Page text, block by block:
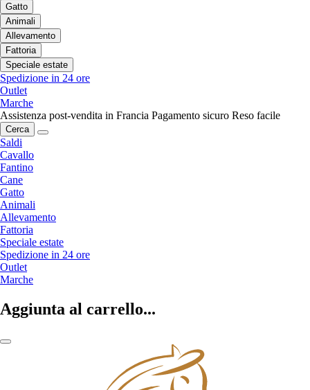
Gatto
Animali
Allevamento
Fattoria
Speciale estate
Spedizione in 24 ore
Outlet
Marche
Assistenza post-vendita in Francia Pagamento sicuro Reso facile
Cerca
Saldi
Cavallo
Fantino
Cane
Gatto
Animali
Allevamento
Fattoria
Speciale estate
Spedizione in 24 ore
Outlet
Marche
Aggiunta al carrello...